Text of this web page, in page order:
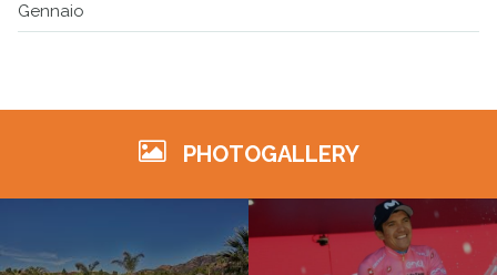
Gennaio
PHOTOGALLERY